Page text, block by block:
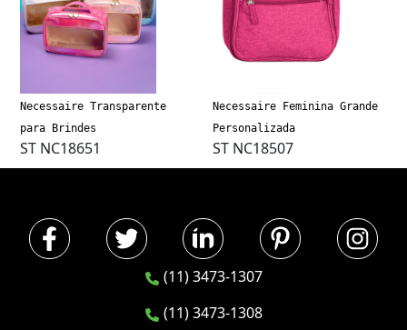
Necessaire Transparente
para Brindes
ST NC18651
Necessaire Feminina Grande
Personalizada
ST NC18507
(11) 3473-1307
(11) 3473-1308